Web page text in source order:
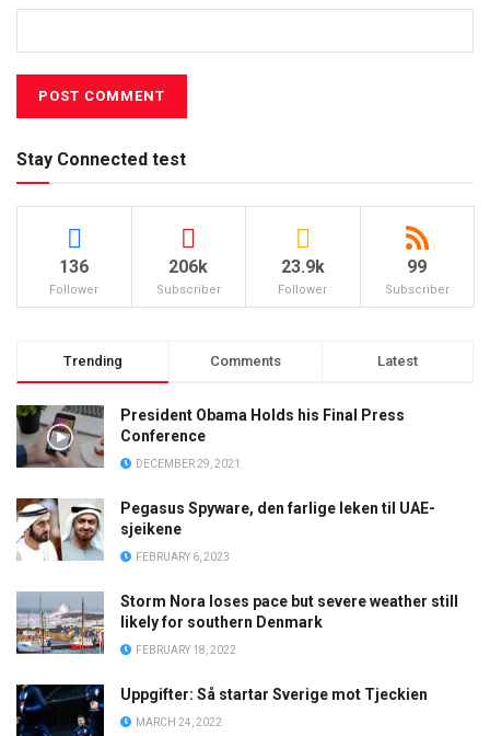
Stay Connected test
136
Follower
206k
Subscriber
23.9k
Follower
99
Subscriber
Trending Comments Latest
President Obama Holds his Final Press
Conference
DECEMBER 29, 2021
Pegasus Spyware, den farlige leken til UAE-
sjeikene
FEBRUARY 6, 2023
Storm Nora loses pace but severe weather still
likely for southern Denmark
FEBRUARY 18, 2022
Uppgifter: Så startar Sverige mot Tjeckien
MARCH 24, 2022